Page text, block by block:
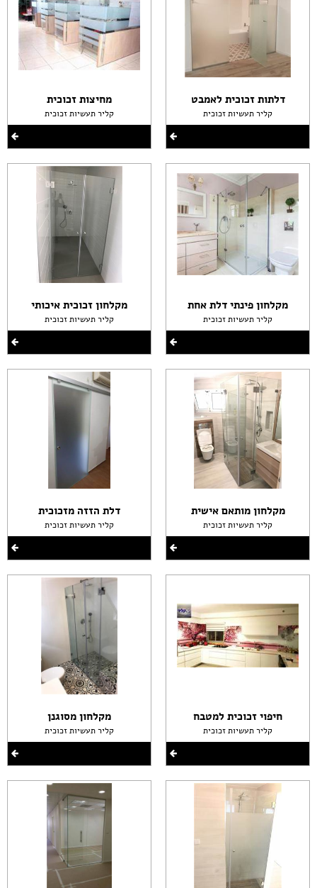
דלתות זכוכית לאמבט
קליר תעשיות זכוכית
מקלחון פינתי דלת אחת
קליר תעשיות זכוכית
מקלחון מותאם אישית
קליר תעשיות זכוכית
חיפוי זכוכית למטבח
קליר תעשיות זכוכית
מחיצות זכוכית
קליר תעשיות זכוכית
מקלחון זכוכית איכותי
קליר תעשיות זכוכית
דלת הזזה מזכוכית
קליר תעשיות זכוכית
מקלחון מסוגנן
קליר תעשיות זכוכית